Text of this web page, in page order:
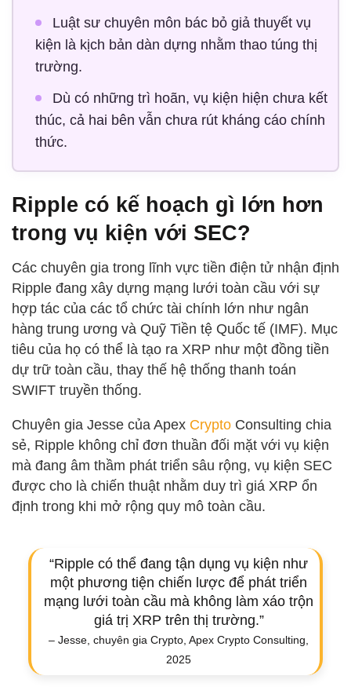
Luật sư chuyên môn bác bỏ giả thuyết vụ
kiện là kịch bản dàn dựng nhằm thao túng thị
trường.
Dù có những trì hoãn, vụ kiện hiện chưa kết
thúc, cả hai bên vẫn chưa rút kháng cáo chính
thức.
Ripple có kế hoạch gì lớn hơn
trong vụ kiện với SEC?
Các chuyên gia trong lĩnh vực tiền điện tử nhận định
Ripple đang xây dựng mạng lưới toàn cầu với sự
hợp tác của các tổ chức tài chính lớn như ngân
hàng trung ương và Quỹ Tiền tệ Quốc tế (IMF). Mục
tiêu của họ có thể là tạo ra XRP như một đồng tiền
dự trữ toàn cầu, thay thế hệ thống thanh toán
SWIFT truyền thống.
Chuyên gia Jesse của Apex Crypto Consulting chia
sẻ, Ripple không chỉ đơn thuần đối mặt với vụ kiện
mà đang âm thầm phát triển sâu rộng, vụ kiện SEC
được cho là chiến thuật nhằm duy trì giá XRP ổn
định trong khi mở rộng quy mô toàn cầu.
“Ripple có thể đang tận dụng vụ kiện như
một phương tiện chiến lược để phát triển
mạng lưới toàn cầu mà không làm xáo trộn
giá trị XRP trên thị trường.”
– Jesse, chuyên gia Crypto, Apex Crypto Consulting,
2025